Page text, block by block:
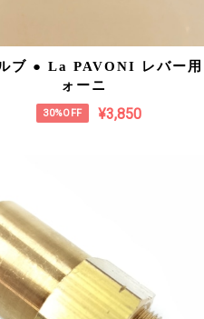
ブ ● La PAVONI レバー
ォーニ
30%OFF ¥3,850